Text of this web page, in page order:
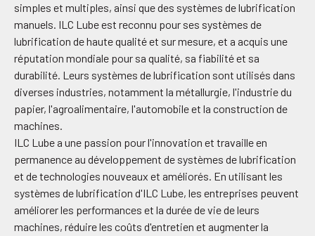
simples et multiples, ainsi que des systèmes de lubrification
manuels. ILC Lube est reconnu pour ses systèmes de
lubrification de haute qualité et sur mesure, et a acquis une
réputation mondiale pour sa qualité, sa fiabilité et sa
durabilité. Leurs systèmes de lubrification sont utilisés dans
diverses industries, notamment la métallurgie, l'industrie du
papier, l'agroalimentaire, l'automobile et la construction de
machines.
ILC Lube a une passion pour l'innovation et travaille en
permanence au développement de systèmes de lubrification
et de technologies nouveaux et améliorés. En utilisant les
systèmes de lubrification d'ILC Lube, les entreprises peuvent
améliorer les performances et la durée de vie de leurs
machines, réduire les coûts d'entretien et augmenter la